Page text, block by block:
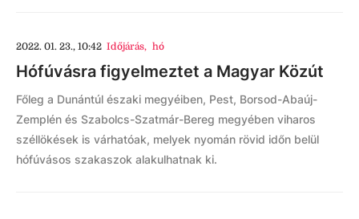
2022. 01. 23., 10:42 Időjárás, hó
Hófúvásra figyelmeztet a Magyar Közút
Főleg a Dunántúl északi megyéiben, Pest, Borsod-Abaúj-
Zemplén és Szabolcs-Szatmár-Bereg megyében viharos
széllökések is várhatóak, melyek nyomán rövid időn belül
hófúvásos szakaszok alakulhatnak ki.